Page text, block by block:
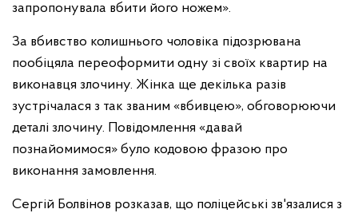
запропонувала вбити його ножем».
За вбивство колишнього чоловіка підозрювана
пообіцяла переоформити одну зі своїх квартир на
виконавця злочину. Жінка ще декілька разів
зустрічалася з так званим «вбивцею», обговорюючи
деталі злочину. Повідомлення «давай
познайомимося» було кодовою фразою про
виконання замовлення.
Сергій Болвінов розказав, що поліцейські зв'язалися з